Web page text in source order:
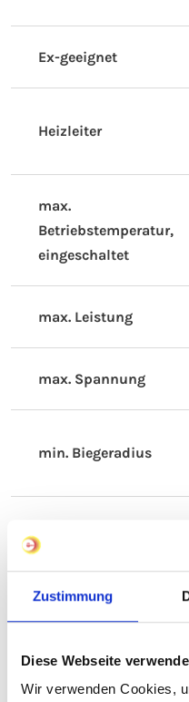
Zustimmung
Diese Webseite
Wir verwenden Cookies,
Ex-geeignet
Heizleiter
max.
Betriebstemperatur,
eingeschaltet
max. Leistung
max. Spannung
min. Biegeradius
Verlegetemperatur